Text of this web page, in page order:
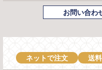
お問い合わ
ネットで注文 送